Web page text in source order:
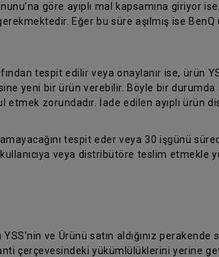
göre ayıplı mal kapsamına giriyor
Eğer bu süre aşılmış ise
tespit edilir veya onaylanır ise, ürün
yeni bir ürün verebilir. Böyle bir
zorundadır. İade edilen ayıplı ürün
tespit eder veya 30 işgünü
veya distribütöre teslim etmekle
ve Ürünü satın aldığınız
çerçevesindeki yükümlülüklerini yerine